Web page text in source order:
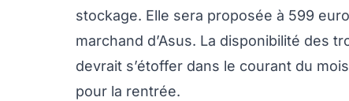
stockage. Elle sera proposée à 599
marchand d’Asus. La disponibilité des
devrait s’étoffer dans le courant du
pour la rentrée.